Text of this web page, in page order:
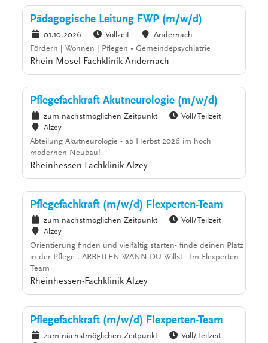
Pädagogische Leitung FWP (m/w/d)
01.10.2026 Vollzeit
Andernach
Fördern | Wohnen | Pflegen • Gemeindepsychiatrie
Rhein-Mosel-Fachklinik Andernach
Pflegefachkraft Akutneurologie (m/w/d)
zum nächstmöglichen Zeitpunkt
Voll/Teilzeit
Alzey
Abteilung Akutneurologie - ab Herbst 2026 im hoch
modernen Neubau!
Rheinhessen-Fachklinik Alzey
Pflegefachkraft (m/w/d) Flexperten-Team
zum nächstmöglichen Zeitpunkt
Voll/Teilzeit
Alzey
Orientierung finden und vielfältig starten- finde deinen Platz
in der Pflege . ARBEITEN WANN DU Willst - Im Flexperten-
Team
Rheinhessen-Fachklinik Alzey
Pflegefachkraft (m/w/d) Flexperten-Team
zum nächstmöglichen Zeitpunkt
Voll/Teilzeit